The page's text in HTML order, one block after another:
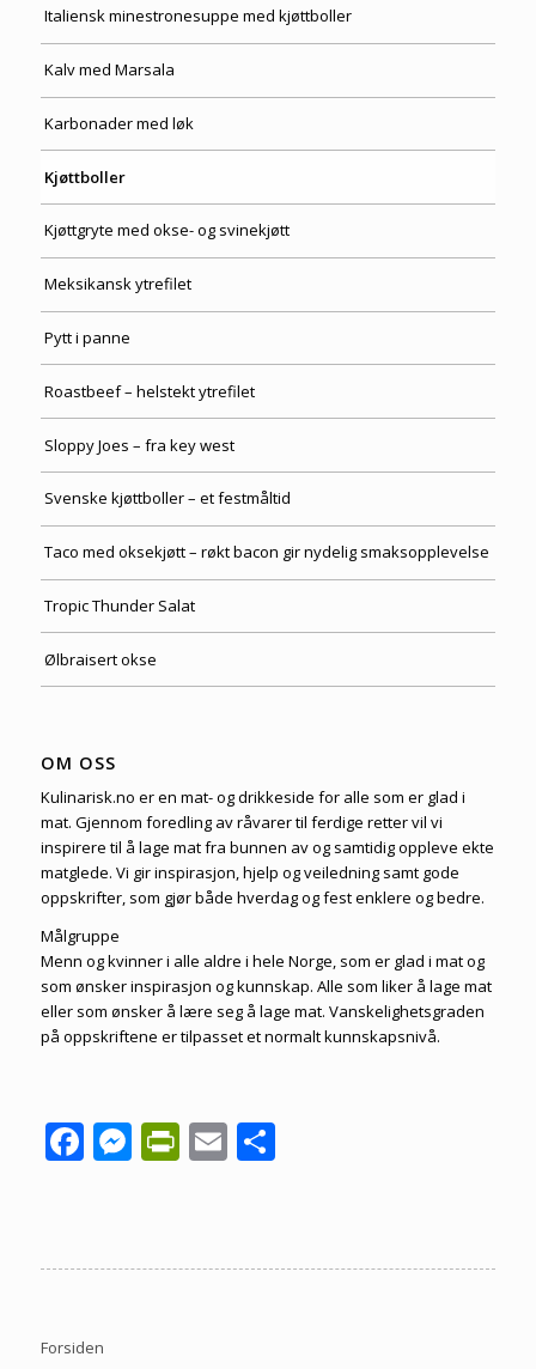
Italiensk minestronesuppe med kjøttboller
Kalv med Marsala
Karbonader med løk
Kjøttboller
Kjøttgryte med okse- og svinekjøtt
Meksikansk ytrefilet
Pytt i panne
Roastbeef – helstekt ytrefilet
Sloppy Joes – fra key west
Svenske kjøttboller – et festmåltid
Taco med oksekjøtt – røkt bacon gir nydelig smaksopplevelse
Tropic Thunder Salat
Ølbraisert okse
OM OSS
Kulinarisk.no er en mat- og drikkeside for alle som er glad i
mat. Gjennom foredling av råvarer til ferdige retter vil vi
inspirere til å lage mat fra bunnen av og samtidig oppleve ekte
matglede. Vi gir inspirasjon, hjelp og veiledning samt gode
oppskrifter, som gjør både hverdag og fest enklere og bedre.
Målgruppe
Menn og kvinner i alle aldre i hele Norge, som er glad i mat og
som ønsker inspirasjon og kunnskap. Alle som liker å lage mat
eller som ønsker å lære seg å lage mat. Vanskelighetsgraden
på oppskriftene er tilpasset et normalt kunnskapsnivå.
Facebook
Messenger
PrintFriendly
EmailShare
Forsiden